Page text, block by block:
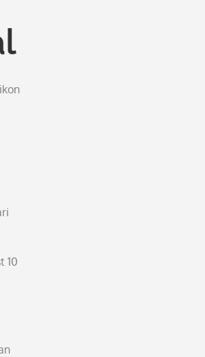
10